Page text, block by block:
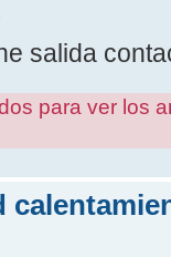
salida
para ver los